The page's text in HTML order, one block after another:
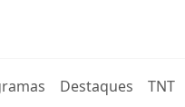
Destaques TNT